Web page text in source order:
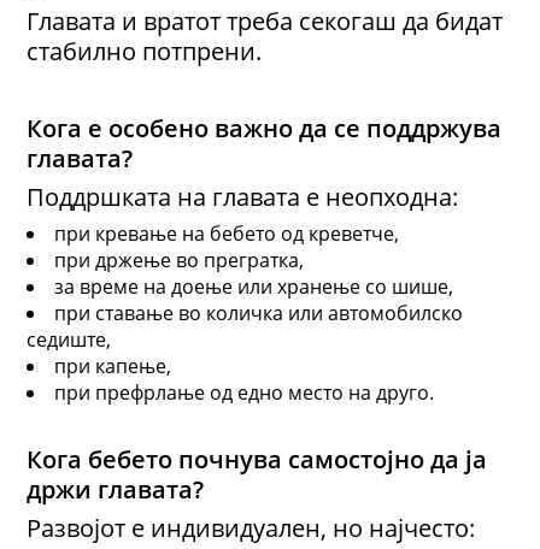
Главата и вратот треба секогаш да бидат
стабилно потпрени.
Кога е особено важно да се поддржува
главата?
Поддршката на главата е неопходна:
при кревање на бебето од креветче,
при држење во прегратка,
за време на доење или хранење со шише,
при ставање во количка или автомобилско
седиште,
при капење,
при префрлање од едно место на друго.
Кога бебето почнува самостојно да ја
држи главата?
Развојот е индивидуален, но најчесто: